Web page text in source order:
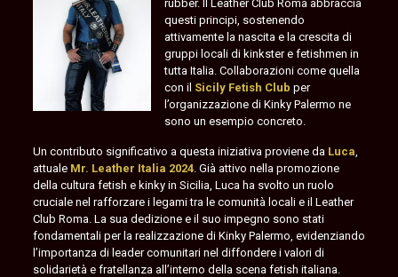
celebra
passione
fetish
Kinky
Palermo
organizzato
in
collaborazione
con
rubber. Il Leather Club Roma abbraccia
questi principi, sostenendo
attivamente la nascita e la crescita di
gruppi locali di kinkster e fetishmen in
tutta Italia. Collaborazioni come quella
con il Sicily Fetish Club per
l’organizzazione di Kinky Palermo ne
sono un esempio concreto.
Un contributo significativo a questa iniziativa proviene da Luca,
attuale Mr. Leather Italia 2024. Già attivo nella promozione
della cultura fetish e kinky in Sicilia, Luca ha svolto un ruolo
cruciale nel rafforzare i legami tra le comunità locali e il Leather
Club Roma. La sua dedizione e il suo impegno sono stati
fondamentali per la realizzazione di Kinky Palermo, evidenziando
l’importanza di leader comunitari nel diffondere i valori di
solidarietà e fratellanza all’interno della scena fetish italiana.